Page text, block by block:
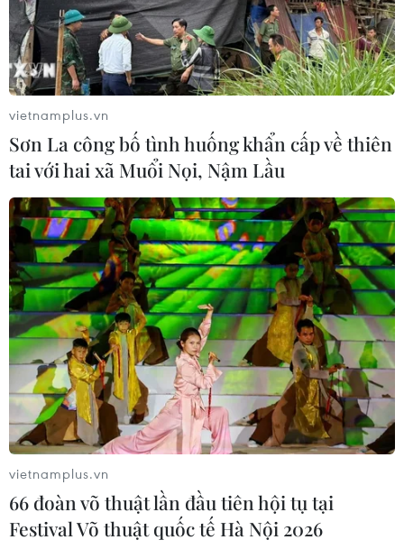
vietnamplus.vn
Sơn La công bố tình huống khẩn cấp về thiên
tai với hai xã Muổi Nọi, Nậm Lầu
vietnamplus.vn
66 đoàn võ thuật lần đầu tiên hội tụ tại
Festival Võ thuật quốc tế Hà Nội 2026